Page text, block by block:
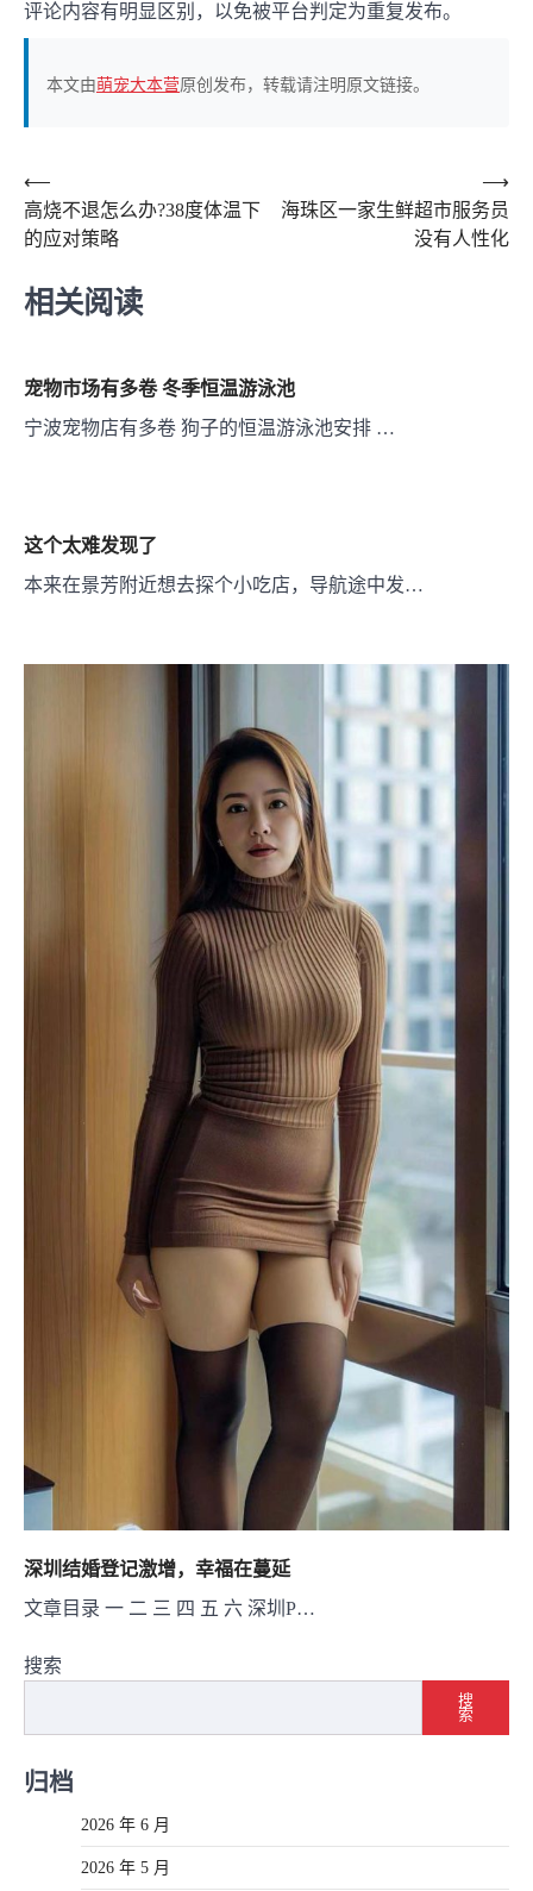
评论内容有明显区别，以免被平台判定为重复发布。
本文由萌宠大本营原创发布，转载请注明原文链接。
文
章
航
⟵
高烧不退怎么办?38度体温下
的应对策略
海珠区一家生鲜超市服务员
没有人性化
⟶
相关阅读
宠物市场有多卷 冬季恒温游泳池
宁波宠物店有多卷 狗子的恒温游泳池安排 …
这个太难发现了
本来在景芳附近想去探个小吃店，导航途中发…
深圳结婚登记激增，幸福在蔓延
文章目录 一 二 三 四 五 六 深圳P…
搜索
搜
索
归档
2026 年 6 月
2026 年 5 月